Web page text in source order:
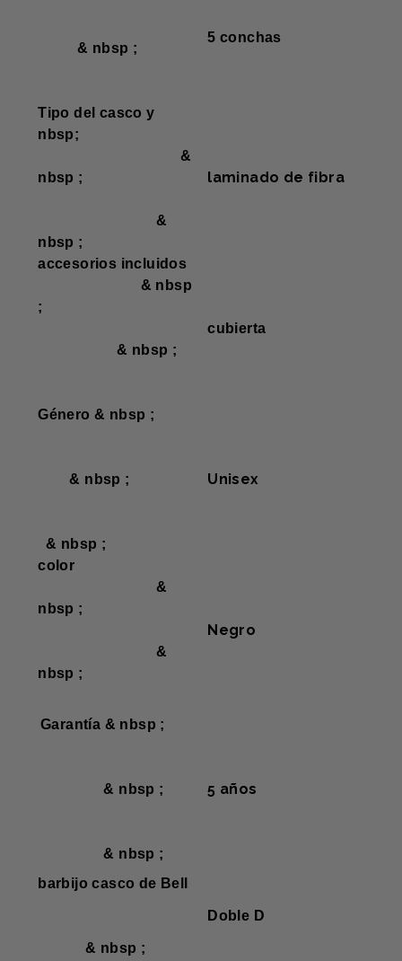
& nbsp ;
5 conchas
Tipo del casco y
nbsp;
&
nbsp ;
&
nbsp ;
laminado de fibra
accesorios incluidos
& nbsp
;
& nbsp ;
cubierta
Género & nbsp ;
& nbsp ;
& nbsp ;
Unisex
color
&
nbsp ;
&
nbsp ;
Negro
Garantía & nbsp ;
& nbsp ;
& nbsp ;
5 años
barbijo casco de Bell
& nbsp ;
Doble D